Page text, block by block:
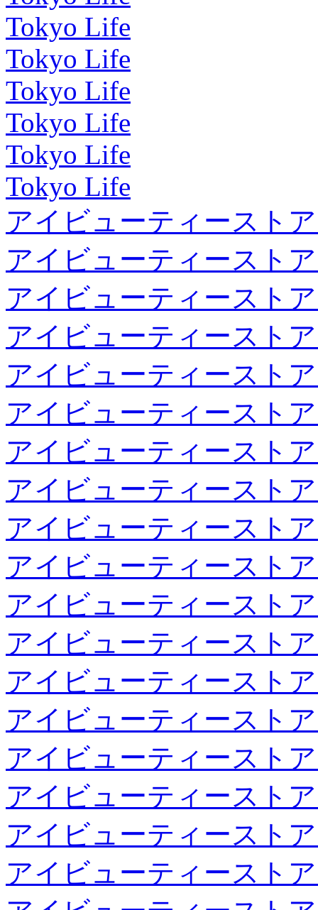
Tokyo Life
Tokyo Life
Tokyo Life
Tokyo Life
Tokyo Life
Tokyo Life
アイビューティースト
アイビューティースト
アイビューティースト
アイビューティースト
アイビューティースト
アイビューティースト
アイビューティースト
アイビューティースト
アイビューティースト
アイビューティースト
アイビューティースト
アイビューティースト
アイビューティースト
アイビューティースト
アイビューティースト
アイビューティースト
アイビューティースト
アイビューティースト